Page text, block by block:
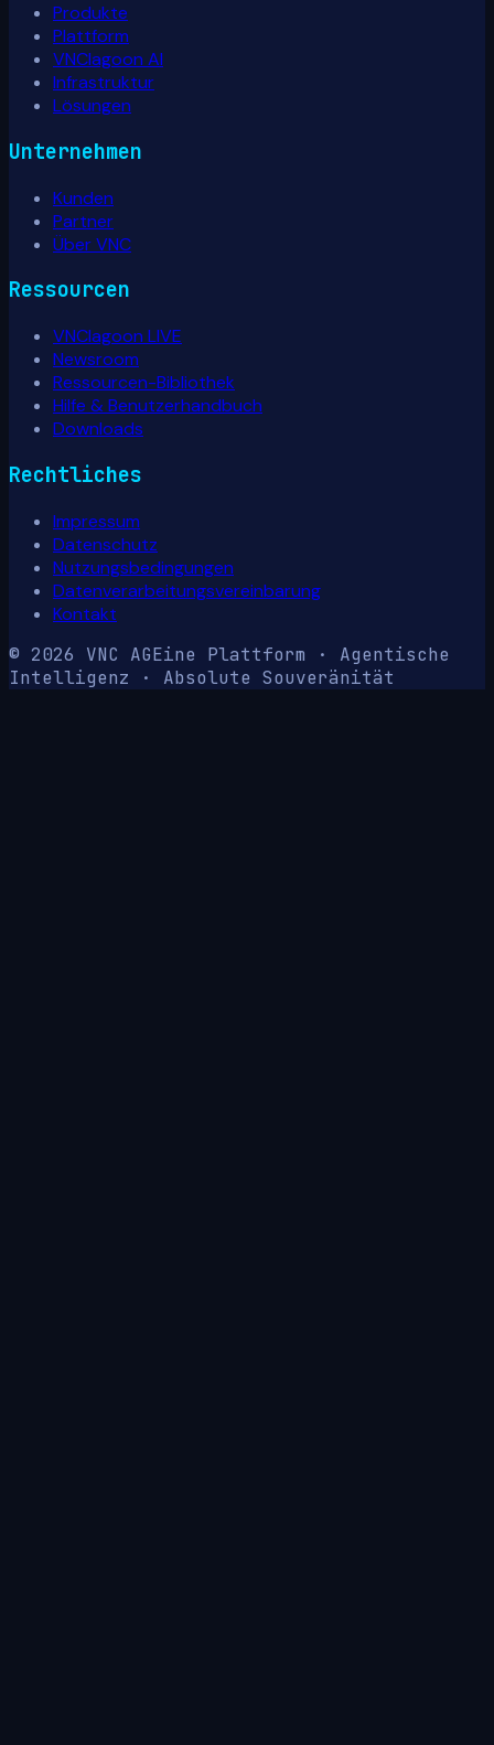
Produkte
Plattform
VNClagoon AI
Infrastruktur
Lösungen
Unternehmen
Kunden
Partner
Über VNC
Ressourcen
VNClagoon LIVE
Newsroom
Ressourcen-Bibliothek
Hilfe & Benutzerhandbuch
Downloads
Rechtliches
Impressum
Datenschutz
Nutzungsbedingungen
Datenverarbeitungsvereinbarung
Kontakt
© 2026 VNC AGEine Plattform · Agentische
Intelligenz · Absolute Souveränität